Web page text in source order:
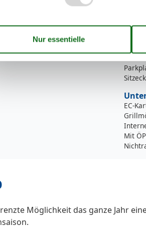
EC-
Mit
Möglichkeit das ganze Jahr